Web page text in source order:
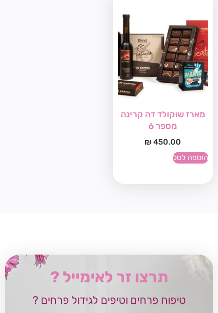
מארז שוקולד דה קרינה
מספר 6
₪ 450.00
הוספה לסל
תרצו זר לאימייל ?
טיפוח פרחים וטיפים לגידול פרחים ?